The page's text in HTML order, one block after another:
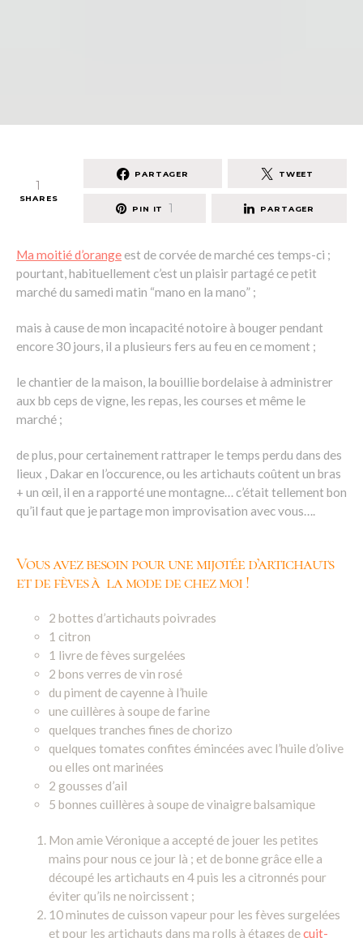
1
SHARES
PARTAGER TWEET
PIN IT 1 PARTAGER
Ma moitié d’orange est de corvée de marché ces temps-ci ;
pourtant, habituellement c’est un plaisir partagé ce petit
marché du samedi matin “mano en la mano” ;
mais à cause de mon incapacité notoire à bouger pendant
encore 30 jours, il a plusieurs fers au feu en ce moment ;
le chantier de la maison, la bouillie bordelaise à administrer
aux bb ceps de vigne, les repas, les courses et même le
marché ;
de plus, pour certainement rattraper le temps perdu dans des
lieux , Dakar en l’occurence, ou les artichauts coûtent un bras
+ un œil, il en a rapporté une montagne… c’était tellement bon
qu’il faut que je partage mon improvisation avec vous….
Vous avez besoin pour une mijotée d’artichauts
et de fèves à la mode de chez moi !
2 bottes d’artichauts poivrades
1 citron
1 livre de fèves surgelées
2 bons verres de vin rosé
du piment de cayenne à l’huile
une cuillères à soupe de farine
quelques tranches fines de chorizo
quelques tomates confites émincées avec l’huile d’olive
ou elles ont marinées
2 gousses d’ail
5 bonnes cuillères à soupe de vinaigre balsamique
Mon amie Véronique a accepté de jouer les petites
mains pour nous ce jour là ; et de bonne grâce elle a
découpé les artichauts en 4 puis les a citronnés pour
éviter qu’ils ne noircissent ;
10 minutes de cuisson vapeur pour les fèves surgelées
et pour les artichauts dans ma rolls à étages decuit-